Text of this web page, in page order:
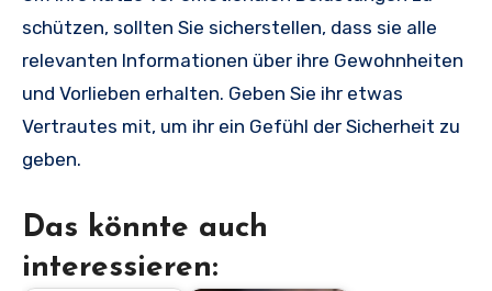
schützen, sollten Sie sicherstellen, dass sie alle
relevanten Informationen über ihre Gewohnheiten
und Vorlieben erhalten. Geben Sie ihr etwas
Vertrautes mit, um ihr ein Gefühl der Sicherheit zu
geben.
Das könnte auch
interessieren: